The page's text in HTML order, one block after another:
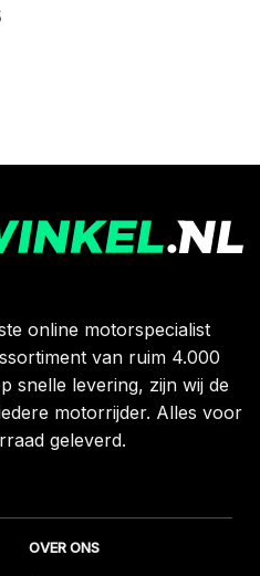
online motorspecialist
van ruim 4.000
snelle levering, zijn wij de
motorrijder. Alles voor
geleverd.
OVER ONS